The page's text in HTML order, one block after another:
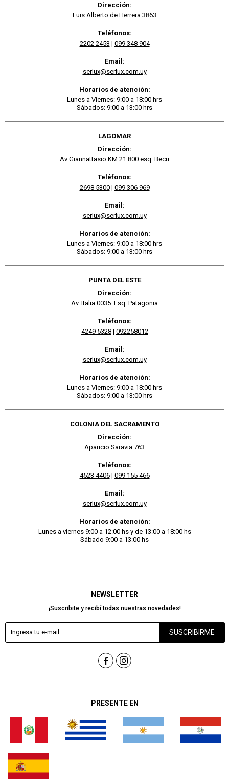
PRESENTE EN
NEWSLETTER
¡Suscribite y recibí todas nuestras novedades!
SUSCRIBIRME
 
Dirección:
Luis Alberto de Herrera 3863
Teléfonos:
2202 2453 | 099 348 904
Email:
serlux@serlux.com.uy
Horarios de atención:
Lunes a Viernes: 9:00 a 18:00 hrs
Sábados: 9:00 a 13:00 hrs
LAGOMAR
Dirección:
Av Giannattasio KM 21.800 esq. Becu
Teléfonos:
2698 5300| 099 306 969
Email:
serlux@serlux.com.uy
Horarios de atención:
Lunes a Viernes: 9:00 a 18:00 hrs
Sábados: 9:00 a 13:00 hrs
PUNTA DEL ESTE
Dirección:
Av. Italia 0035. Esq. Patagonia
Teléfonos:
4249 5328| 092258012
Email:
serlux@serlux.com.uy
Horarios de atención:
Lunes a Viernes: 9:00 a 18:00 hrs
Sábados: 9:00 a 13:00 hrs
COLONIA DEL SACRAMENTO
Dirección:
Aparicio Saravia 763
Teléfonos:
4523 4406| 099 155 466
Email:
serlux@serlux.com.uy
Horarios de atención:
Lunes a viernes 9:00 a 12:00 hs y de 13:00 a 18:00 hs
Sábado 9:00 a 13:00 hs